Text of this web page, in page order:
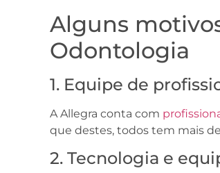
Alguns
Odontologia
1. Equipe de
A Allegra conta com
que destes, todos tem mais
2. Tecnologia e